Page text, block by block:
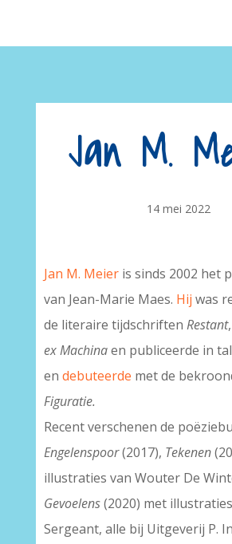
Jan M.
14 mei 2022
Jan M. Meieris sinds 2002 het
van Jean-Marie Maes. Hij was
de literaire tijdschriften Restant,
ex Machinaen publiceerde in
en debuteerde met de
Figuratie.
Recent verschenen de
Engelenspoor(2017), Tekenen
illustraties van Wouter De
Gevoelens(2020) met
Sergeant, alle bij Uitgeverij P.